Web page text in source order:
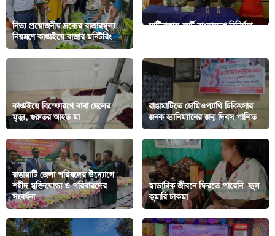
নিত্য প্রয়োজনীয় দ্রব্যের বাজারমূল্য
নিয়ন্ত্রণে কাপ্তাইয়ে বাজার মনিটরিং
মাটিরাঙ্গায় স্মার্ট বাংলাদেশ বিনির্মাণ
কাপ্তাইয়ে বিস্ফোরণে বাবা ছেলের
মৃত্যু, গুরুতর আহত মা
রাঙামাটিতে হোমিওপ্যাথি চিকিৎসার
জনক হ্যানিম্যানের জন্ম দিবস পালিত
রাঙামাটি জেলা পরিষদের উদ্যোগে
শহীদ মুক্তিযোদ্ধা ও পরিবারদের
সংবর্ধনা
স্বাভাবিক জীবনে ফিরতে পারেনি ফুল
কুমারি চাকমা